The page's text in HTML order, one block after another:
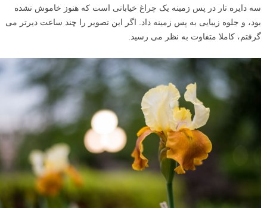
سه دایره تار در پس زمینه یک چراغ خیابانی است که هنوز خاموش نشده
بود، و جلوه زیبایی به پس زمینه داد. اگر این تصویر را چند ساعت دیرتر می
گرفتم، کاملا متفاوت به نظر می رسید.